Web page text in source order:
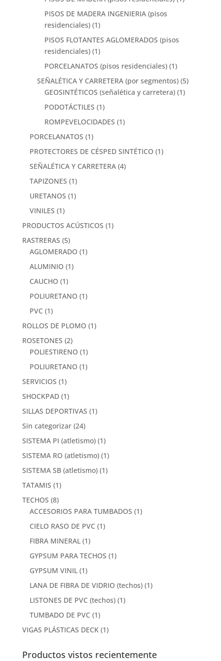
PISOS DE MADERA INGENIERIA (pisos
residenciales) (1)
PISOS FLOTANTES AGLOMERADOS (pisos
residenciales) (1)
PORCELANATOS (pisos residenciales) (1)
SEÑALÉTICA Y CARRETERA (por segmentos) (5)
GEOSINTÉTICOS (señalética y carretera) (1)
PODOTÁCTILES (1)
ROMPEVELOCIDADES (1)
PORCELANATOS (1)
PROTECTORES DE CÉSPED SINTÉTICO (1)
SEÑALÉTICA Y CARRETERA (4)
TAPIZONES (1)
URETANOS (1)
VINILES (1)
PRODUCTOS ACÚSTICOS (1)
RASTRERAS (5)
AGLOMERADO (1)
ALUMINIO (1)
CAUCHO (1)
POLIURETANO (1)
PVC (1)
ROLLOS DE PLOMO (1)
ROSETONES (2)
POLIESTIRENO (1)
POLIURETANO (1)
SERVICIOS (1)
SHOCKPAD (1)
SILLAS DEPORTIVAS (1)
Sin categorizar (24)
SISTEMA PI (atletismo) (1)
SISTEMA RO (atletismo) (1)
SISTEMA SB (atletismo) (1)
TATAMIS (1)
TECHOS (8)
ACCESORIOS PARA TUMBADOS (1)
CIELO RASO DE PVC (1)
FIBRA MINERAL (1)
GYPSUM PARA TECHOS (1)
GYPSUM VINIL (1)
LANA DE FIBRA DE VIDRIO (techos) (1)
LISTONES DE PVC (techos) (1)
TUMBADO DE PVC (1)
VIGAS PLÁSTICAS DECK (1)
Productos vistos recientemente